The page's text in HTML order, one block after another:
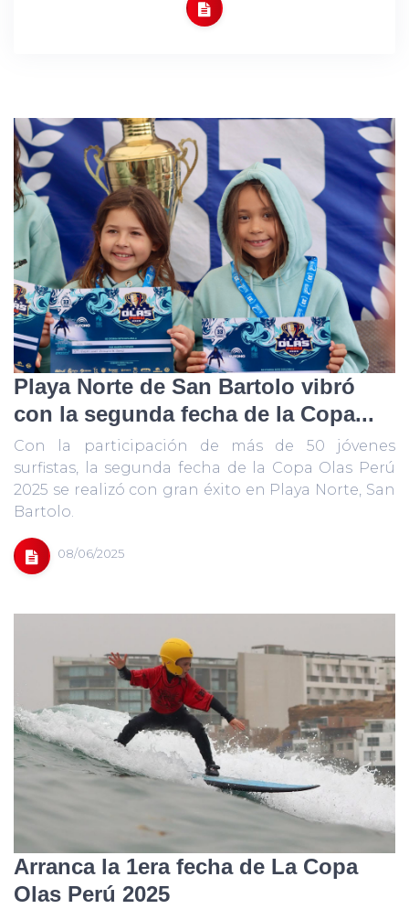
Playa Norte de San Bartolo vibró
con la segunda fecha de la Copa...
Con la participación de más de 50 jóvenes
surfistas, la segunda fecha de la Copa Olas Perú
2025 se realizó con gran éxito en Playa Norte, San
Bartolo.
08/06/2025
Arranca la 1era fecha de La Copa
Olas Perú 2025